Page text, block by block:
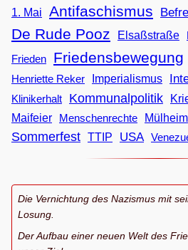
1. Mai Antifaschismus
De Rude Pooz Elsaßstraße
Frieden
Friedensbewegung
Henriette Reker
Imperialismus
Klinikerhalt Kommunalpolitik
Maifeier
Menschenrechte Mülheim
Sommerfest TTIP USA
Die Vernichtung des Nazismus mit
Losung.
Der Aufbau einer neuen Welt des